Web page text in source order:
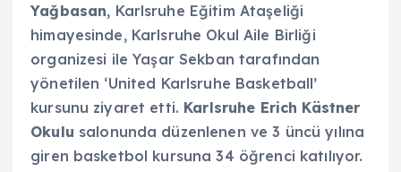
Yağbasan, Karlsruhe Eğitim Ataşeliği
himayesinde, Karlsruhe Okul Aile Birliği
organizesi ile Yaşar Sekban tarafından
yönetilen ‘United Karlsruhe Basketball’
kursunu ziyaret etti. Karlsruhe Erich Kästner
Okulu salonunda düzenlenen ve 3 üncü yılına
giren basketbol kursuna 34 öğrenci katılıyor.